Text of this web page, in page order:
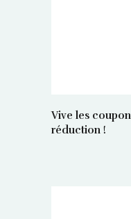
Vive les
réduction !